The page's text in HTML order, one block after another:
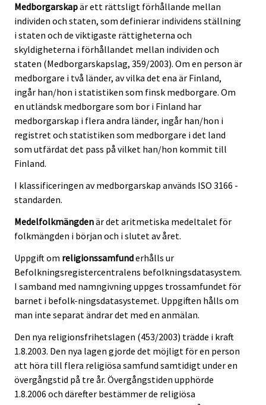
Medborgarskapär ett rättsligt förhållande mellan
individen och staten, som definierar individens ställning
i staten och de viktigaste rättigheterna och
skyldigheterna i förhållandet mellan individen och
staten (Medborgarskapslag, 359/2003). Om en person är
medborgare i två länder, av vilka det ena är Finland,
ingår han/hon i statistiken som finsk medborgare. Om
en utländsk medborgare som bor i Finland har
medborgarskap i flera andra länder, ingår han/hon i
registret och statistiken som medborgare i det land
som utfärdat det pass på vilket han/hon kommit till
Finland.
I klassificeringen av medborgarskap används ISO 3166 -
standarden.
Medelfolkmängdenär det aritmetiska medeltalet för
folkmängden i början och i slutet av året.
Uppgift om religionssamfunderhålls ur
Befolkningsregistercentralens befolkningsdatasystem.
I samband med namngivning uppges trossamfundet för
barnet i befolk-ningsdatasystemet. Uppgiften hålls om
man inte separat ändrar det med en anmälan.
Den nya religionsfrihetslagen (453/2003) trädde i kraft
1.8.2003. Den nya lagen gjorde det möjligt för en person
att höra till flera religiösa samfund samtidigt under en
övergångstid på tre år. Övergångstiden upphörde
1.8.2006 och därefter bestämmer de religiösa